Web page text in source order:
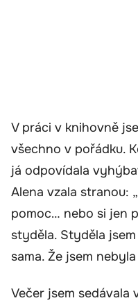
V práci v knihovně
všechno v pořádku.
já odpovídala
Alena vzala stranou:
pomoc… nebo si jen
styděla. Styděla
sama. Že jsem
Večer jsem sedávala